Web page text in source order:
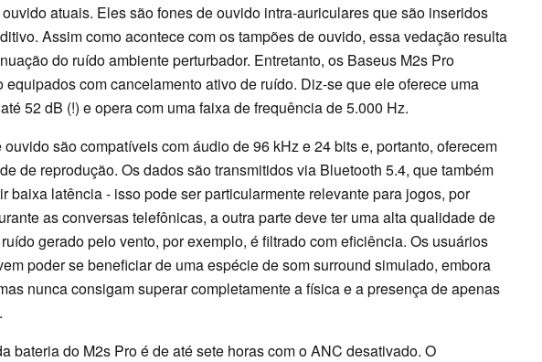
atuais. Eles são fones de ouvido intra-auriculares que são inseridos
Assim como acontece com os tampões de ouvido, essa vedação resulta
do ruído ambiente perturbador. Entretanto, os Baseus M2s Pro
equipados com cancelamento ativo de ruído. Diz-se que ele oferece uma
52 dB (!) e opera com uma faixa de frequência de 5.000 Hz.
ouvido são compatíveis com áudio de 96 kHz e 24 bits e, portanto, oferecem
de reprodução. Os dados são transmitidos via Bluetooth 5.4, que também
baixa latência - isso pode ser particularmente relevante para jogos, por
as conversas telefônicas, a outra parte deve ter uma alta qualidade de
gerado pelo vento, por exemplo, é filtrado com eficiência. Os usuários
poder se beneficiar de uma espécie de som surround simulado, embora
nunca consigam superar completamente a física e a presença de apenas
bateria do M2s Pro é de até sete horas com o ANC desativado. O